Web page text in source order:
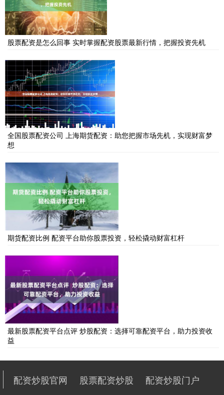
股票配资是怎么回事 实时掌握配资股票最新行情，把握投资先机
全国股票配资公司 上海期货配资：助您把握市场先机，实现财富梦
想
期货配资比例 配资平台助你股票投资，轻松撬动财富杠杆
最新股票配资平台点评 炒股配资：选择可靠配资平台，助力投资收
益
配资炒股官网 股票配资炒股 配资炒股门户